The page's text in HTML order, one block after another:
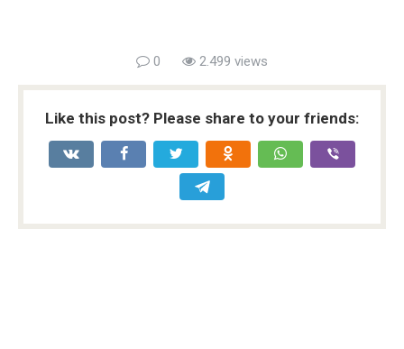
0 2.499 views
Like this post? Please share to your friends: